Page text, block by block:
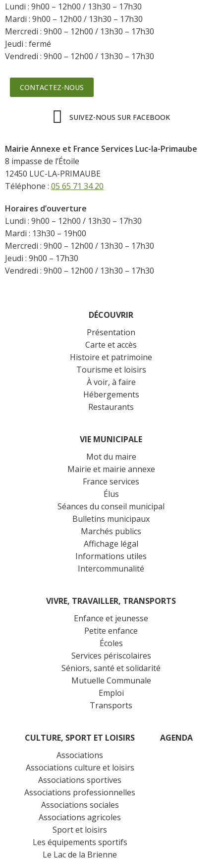
Lundi : 9h00 – 12h00 / 13h30 – 17h30
Mardi : 9h00 – 12h00 / 13h30 – 17h30
Mercredi : 9h00 – 12h00 / 13h30 – 17h30
Jeudi : fermé
Vendredi : 9h00 – 12h00 / 13h30 – 17h30
CONTACTEZ-NOUS
SUIVEZ-NOUS SUR FACEBOOK
Mairie Annexe et France Services Luc-la-Primaube
8 impasse de l’Étoile
12450 LUC-LA-PRIMAUBE
Téléphone : 05 65 71 34 20
Horaires d’ouverture
Lundi : 9h00 – 12h00 / 13h30 – 17h30
Mardi : 13h30 – 19h00
Mercredi : 9h00 – 12h00 / 13h30 – 17h30
Jeudi : 9h00 – 17h30
Vendredi : 9h00 – 12h00 / 13h30 – 17h30
DÉCOUVRIR
Présentation
Carte et accès
Histoire et patrimoine
Tourisme et loisirs
À voir, à faire
Hébergements
Restaurants
VIE MUNICIPALE
Mot du maire
Mairie et mairie annexe
France services
Élus
Séances du conseil municipal
Bulletins municipaux
Marchés publics
Affichage légal
Informations utiles
Intercommunalité
VIVRE, TRAVAILLER, TRANSPORTS
Enfance et jeunesse
Petite enfance
Écoles
Services périscolaires
Séniors, santé et solidarité
Mutuelle Communale
Emploi
Transports
CULTURE, SPORT ET LOISIRS
Associations
Associations culture et loisirs
Associations sportives
Associations professionnelles
Associations sociales
Associations agricoles
Sport et loisirs
Les équipements sportifs
Le Lac de la Brienne
AGENDA